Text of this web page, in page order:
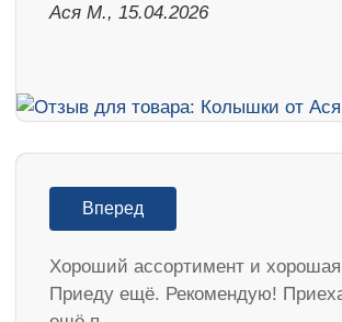
Ася М., 15.04.2026
Вперед
Хороший ассортимент и
Приеду ещё. Рекомендую!